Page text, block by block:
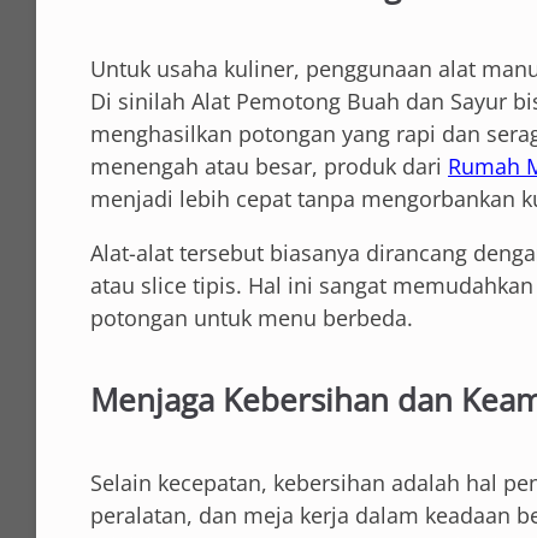
Untuk usaha kuliner, penggunaan alat
Di sinilah Alat Pemotong Buah dan Sayur
menghasilkan potongan yang rapi dan
menengah atau besar, produk dari Rumah
menjadi lebih cepat tanpa mengorbankan
Alat-alat tersebut biasanya dirancang
atau slice tipis. Hal ini sangat
potongan untuk menu berbeda.
Menjaga Kebersihan dan
Selain kecepatan, kebersihan adalah hal
peralatan, dan meja kerja dalam keadaan